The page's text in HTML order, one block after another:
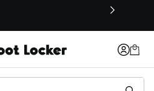
neuen Fenster